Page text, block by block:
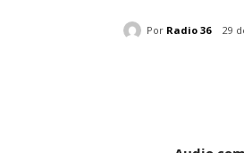
Por Radio 36 29